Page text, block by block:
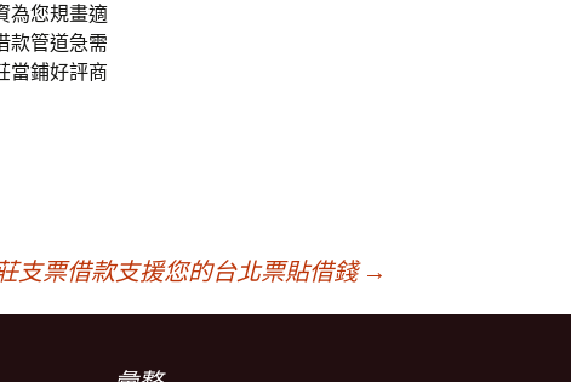
為您規畫適
款管道急需
當鋪好評商
支票借款支援您的台北票貼借錢 →